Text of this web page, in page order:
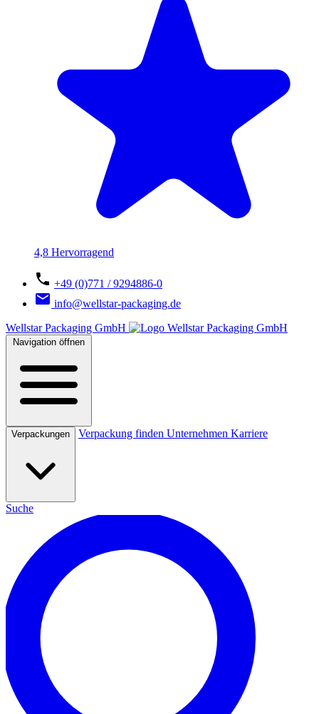
4,8 Hervorragend
+49 (0)771 / 9294886-0
info@wellstar-packaging.de
Wellstar Packaging GmbH
Navigation öffnen
Verpackungen Verpackung finden Unternehmen Karriere
Suche